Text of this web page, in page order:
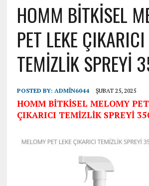
HOMM BİTKİSEL
PET LEKE ÇIKARICI
TEMİZLİK SPREYİ
POSTED BY: ADMIN6044 ŞUBAT 25, 2025
HOMM BİTKİSEL MELOMY
ÇIKARICI TEMİZLİK SPREYİ